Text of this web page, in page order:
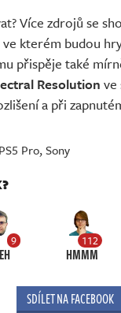
Více zdrojů se
kterém budou
přispěje také
Resolution ve
a při
PS5 Pro,Sony
9 112
HMMM
SDÍLET NA FACEBOOK